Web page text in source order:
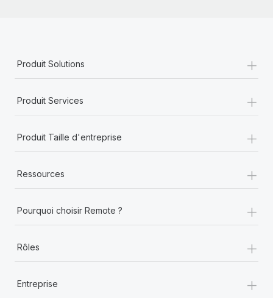
Produit Solutions +
Produit Services +
Produit Taille d'entreprise +
Ressources +
Pourquoi choisir Remote ? +
Rôles +
Entreprise +